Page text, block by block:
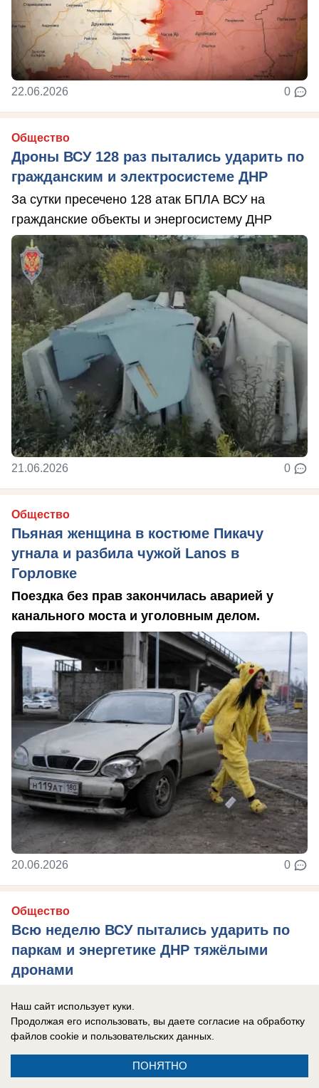
22.06.2026 0
Общество
Дроны ВСУ 128 раз пытались ударить по
гражданским и электросистеме ДНР
За сутки пресечено 128 атак БПЛА ВСУ на
гражданские объекты и энергосистему ДНР
21.06.2026 0
Общество
Пьяная женщина в костюме Пикачу
угнала и разбила чужой Lanos в
Горловке
Поездка без прав закончилась аварией у
канального моста и уголовным делом.
20.06.2026 0
Общество
Всю неделю ВСУ пытались ударить по
паркам и энергетике ДНР тяжёлыми
дронами
неделю.
Наш сайт использует куки.
Продолжая его использовать, вы даете согласие на обработку
файлов cookie и пользовательских данных.
ПОНЯТНО